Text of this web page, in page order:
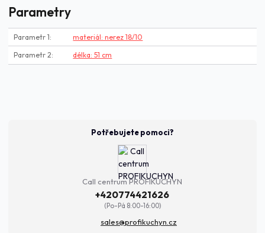
Parametry
Parametr 1 materiál: nerez 18/10
Parametr 2 délka: 51 cm
Potřebujete pomoci?
Call centrum PROFIKUCHYN
+420774421626
(Po-Pá 8:00-16:00)
sales@profikuchyn.cz